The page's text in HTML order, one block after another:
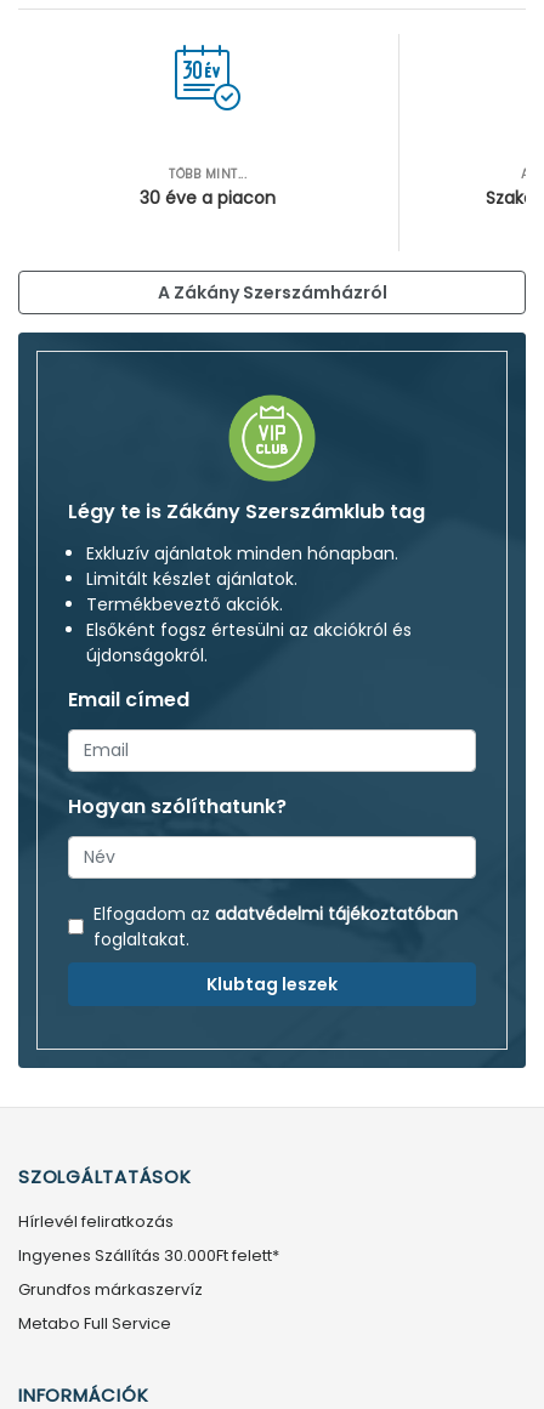
TÖBB MINT...
30 éve a piacon
A Zákány Szerszámházról
Légy te is Zákány Szerszámklub tag
Exkluzív ajánlatok minden hónapban.
Limitált készlet ajánlatok.
Termékbeveztő akciók.
Elsőként fogsz értesülni az akciókról és
újdonságokról.
Email címed
Hogyan szólíthatunk?
Elfogadom az adatvédelmi tájékoztatóban
foglaltakat.
Klubtag leszek
SZOLGÁLTATÁSOK
Hírlevél feliratkozás
Ingyenes Szállítás 30.000Ft felett*
Grundfos márkaszervíz
Metabo Full Service
INFORMÁCIÓK